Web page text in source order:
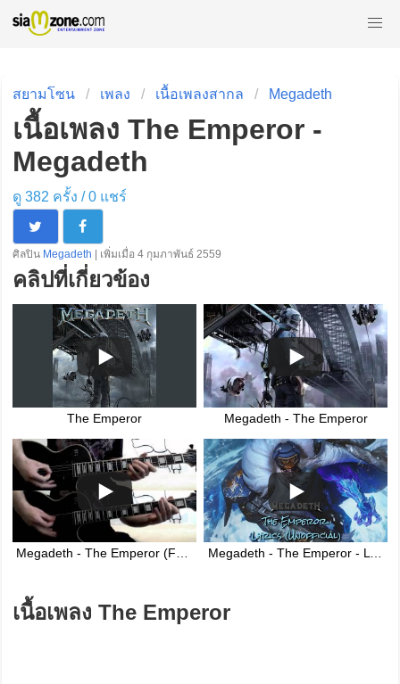
สยามโซน เพลง เนื้อเพลงสากล Megadeth
เนื้อเพลง The Emperor -
Megadeth
ดู 382 ครั้ง /0แชร์
ศิลปิน Megadeth | เพิ่มเมื่อ 4 กุมภาพันธ์ 2559
คลิปที่เกี่ยวข้อง
The Emperor Megadeth - The Emperor
Megadeth - The Emperor (Full Guitar Cover +all solos!) Megadeth - The Emperor - Lyrics (Unofficial)
เนื้อเพลง The Emperor